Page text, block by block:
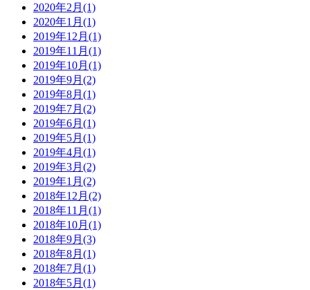
2020年2月(1)
2020年1月(1)
2019年12月(1)
2019年11月(1)
2019年10月(1)
2019年9月(2)
2019年8月(1)
2019年7月(2)
2019年6月(1)
2019年5月(1)
2019年4月(1)
2019年3月(2)
2019年1月(2)
2018年12月(2)
2018年11月(1)
2018年10月(1)
2018年9月(3)
2018年8月(1)
2018年7月(1)
2018年5月(1)